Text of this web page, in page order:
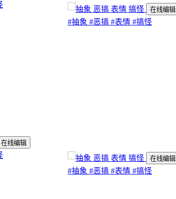
在线编辑
#抽象 #恶搞 #表情 #搞怪
在线编辑
在线编辑
#抽象 #恶搞 #表情 #搞怪